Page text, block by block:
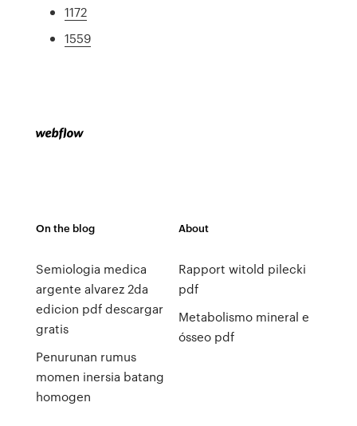
1172
1559
On the blog
Semiologia medica
argente alvarez 2da
edicion pdf descargar
gratis
Penurunan rumus
momen inersia batang
homogen
About
Rapport witold pilecki
pdf
Metabolismo mineral e
ósseo pdf